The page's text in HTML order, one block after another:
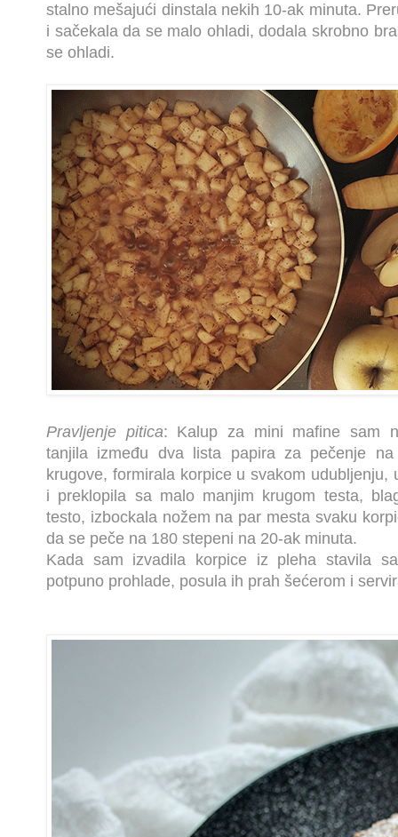
stalno mešajući dinstala nekih 10-ak minuta.
i sačekala da se malo ohladi, dodala skrobno
se ohladi.
Pravljenje pitica: Kalup za mini mafine sam
tanjila između dva lista papira za pečenje
krugove, formirala korpice u svakom udubljenju,
i preklopila sa malo manjim krugom testa,
testo, izbockala nožem na par mesta svaku
da se peče na 180 stepeni na 20-ak minuta.
Kada sam izvadila korpice iz pleha stavila
potpuno prohlade, posula ih prah šećerom i